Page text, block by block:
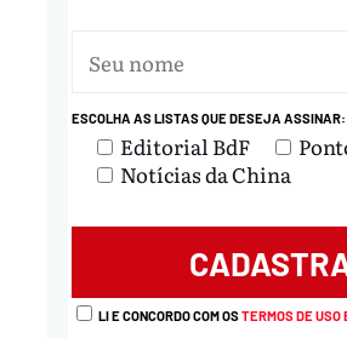
ESCOLHA AS LISTAS QUE DESEJA ASSINAR:
Editorial BdF
Notícias da China
LI E CONCORDO COM OSTERMOS DE USO